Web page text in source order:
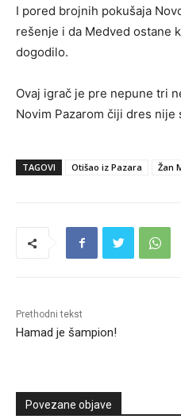
I pored brojnih pokušaja
rešenje i da Medved ostane
dogodilo.
Ovaj igrač je pre nepune tri
Novim Pazarom čiji dres nije
TAGOVI Otišao iz Pazara Žan
Prethodni tekst
Hamad je šampion!
Povezane objave